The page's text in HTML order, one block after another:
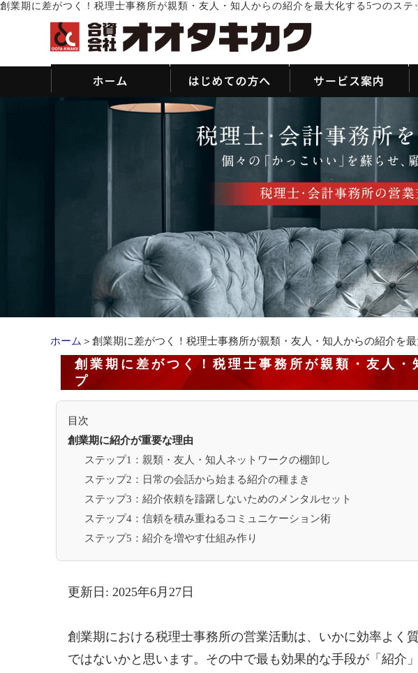
創業期に差がつく！税理士事務所が親類・友人・知人からの紹介を最大化する5つのステ
ホーム ＞創業期に差がつく！税理士事務所が親類・友人・知人からの紹介を
創業期に差がつく！税理士事務所が親類・友人
プ
目次
創業期に紹介が重要な理由
ステップ1：親類・友人・知人ネットワークの棚卸し
ステップ2：日常の会話から始まる紹介の種まき
ステップ3：紹介依頼を躊躇しないためのメンタルセット
ステップ4：信頼を積み重ねるコミュニケーション術
ステップ5：紹介を増やす仕組み作り
更新日: 2025年6月27日
創業期における税理士事務所の営業活動は、いかに効率よく
ではないかと思います。その中で最も効果的な手段が「紹介